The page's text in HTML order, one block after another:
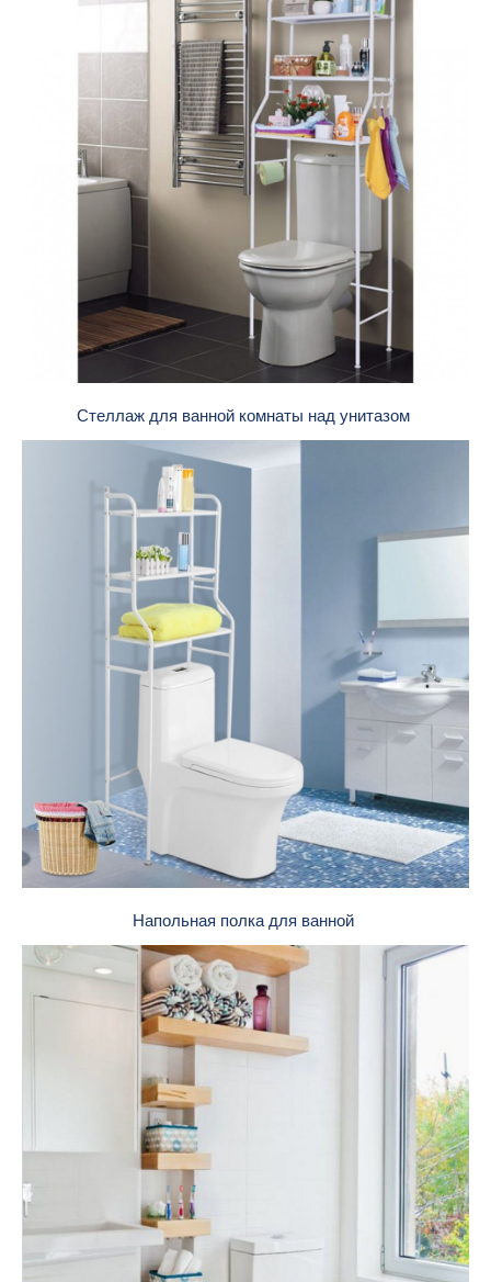
Стеллаж для ванной комнаты над унитазом
Напольная полка для ванной